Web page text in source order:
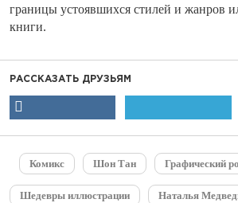
границы устоявшихся стилей и жанров
книги.
РАССКАЗАТЬ ДРУЗЬЯМ
Комикс Шон Тан Графический
Шедевры иллюстрации Наталья